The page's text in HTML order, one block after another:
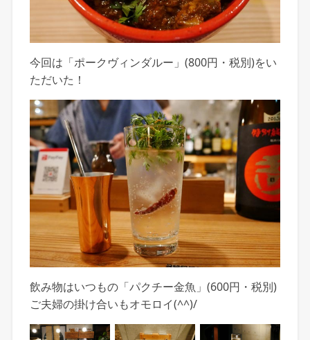
今回は「ポークヴィンダルー」(800円・税別)をい
ただいた！
飲み物はいつもの「パクチー金魚」(600円・税別)
ご夫婦の掛け合いもオモロイ(^^)/